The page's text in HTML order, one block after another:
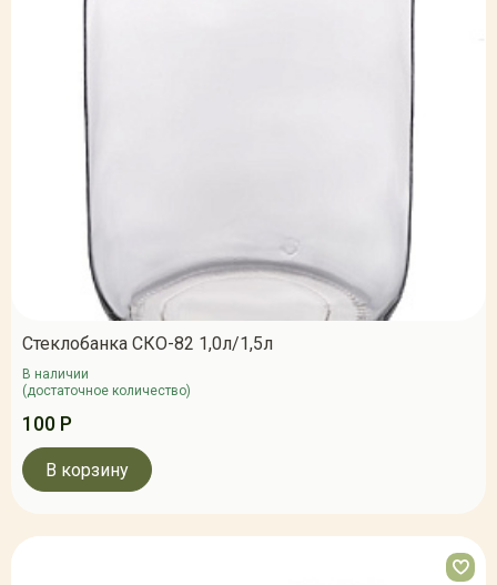
Стеклобанка СКО-82 1,0л/1,5л
В наличии
(достаточное количество)
100 Р
В корзину